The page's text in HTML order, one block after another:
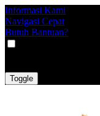
Informasi Kami
Navigasi Cepat
Butuh Bantuan?
Toggle